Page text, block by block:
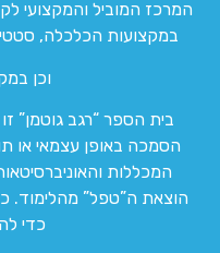
במקצועות הכלכלה,
וכן
בית הספר “רגב גוטמן”
הסמכה באופן עצמאי או
המכללות
הוצאת ה”טפל” מהלימוד.
כדי